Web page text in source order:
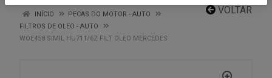
VOLTAR
INÍCIO
PECAS DO MOTOR - AUTO
FILTROS DE OLEO - AUTO
WOE458 SIMIL HU711/6Z FILT OLEO MERCEDES